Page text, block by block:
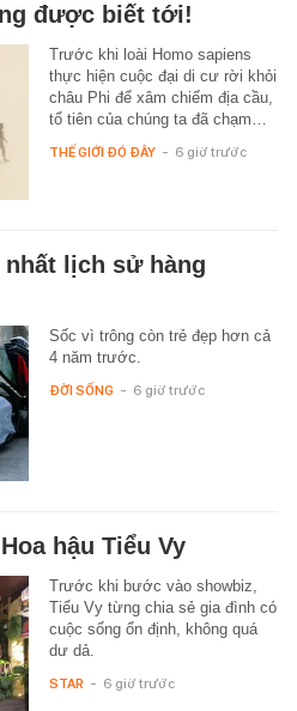
được biết tới!
Trước khi loài Homo sapiens
thực hiện cuộc đại di cư rời khỏi
châu Phi để xâm chiếm địa cầu,
tổ tiên của chúng ta đã chạm…
THẾ GIỚI ĐÓ ĐÂY - 6 giờ trước
lịch sử hàng
Sốc vì trông còn trẻ đẹp hơn cả
4 năm trước.
ĐỜI SỐNG - 6 giờ trước
hậu Tiểu Vy
Trước khi bước vào showbiz,
Tiểu Vy từng chia sẻ gia đình có
cuộc sống ổn định, không quá
dư dả.
STAR - 6 giờ trước